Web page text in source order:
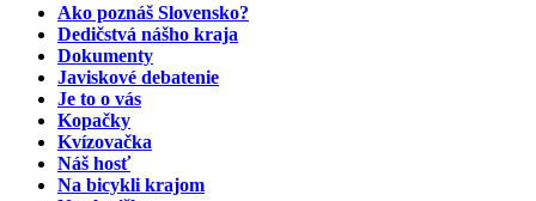
Ako poznáš Slovensko?
Dedičstvá nášho kraja
Dokumenty
Javiskové debatenie
Je to o vás
Kopačky
Kvízovačka
Náš hosť
Na bicykli krajom